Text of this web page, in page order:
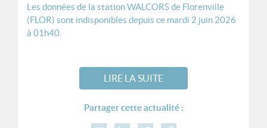
Les données de la station WALCORS de Florenville
(FLOR) sont indisponibles depuis ce mardi 2 juin 2026
à 01h40.
LIRE LA SUITE
Partager cette actualité :